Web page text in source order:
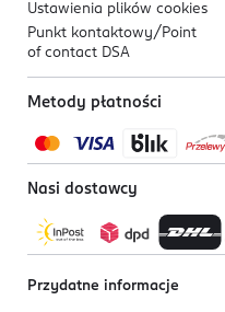
Ustawienia plików cookies
Punkt kontaktowy/ Point
of contact DSA
Metody płatności
Nasi dostawcy
Przydatne informacje